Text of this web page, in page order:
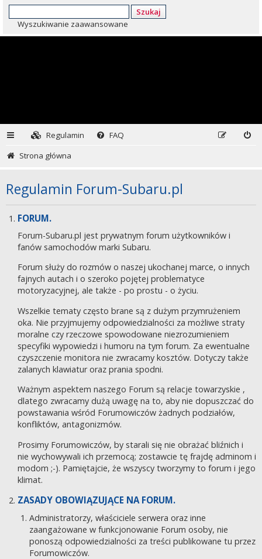
Szukaj
Wyszukiwanie zaawansowane
Regulamin
FAQ
Strona główna
Regulamin Forum-Subaru.pl
FORUM.
Forum-Subaru.pl jest prywatnym forum użytkowników i
fanów samochodów marki Subaru.
Forum służy do rozmów o naszej ukochanej marce, o innych
fajnych autach i o szeroko pojętej problematyce
motoryzacyjnej, ale także - po prostu - o życiu.
Wszelkie tematy często brane są z dużym przymrużeniem
oka. Nie przyjmujemy odpowiedzialności za możliwe straty
moralne czy rzeczowe spowodowane niezrozumieniem
specyfiki wypowiedzi i humoru na tym forum. Za ewentualne
czyszczenie monitora nie zwracamy kosztów. Dotyczy także
zalanych klawiatur oraz prania spodni.
Ważnym aspektem naszego Forum są relacje towarzyskie ,
dlatego zwracamy dużą uwagę na to, aby nie dopuszczać do
powstawania wśród Forumowiczów żadnych podziałów,
konfliktów, antagonizmów.
Prosimy Forumowiczów, by starali się nie obrażać bliźnich i
nie wychowywali ich przemocą; zostawcie tę frajdę adminom i
modom ;-). Pamiętajcie, że wszyscy tworzymy to forum i jego
klimat.
ZASADY OBOWIĄZUJĄCE NA FORUM.
Administratorzy, właściciele serwera oraz inne
zaangażowane w funkcjonowanie Forum osoby, nie
ponoszą odpowiedzialności za treści publikowane tu przez
Forumowiczów.